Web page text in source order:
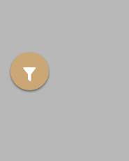
از طریق اهرم ها و
حالی که دیگر به طور
مورد استفاده قرار
بعنوان دکور استفاده